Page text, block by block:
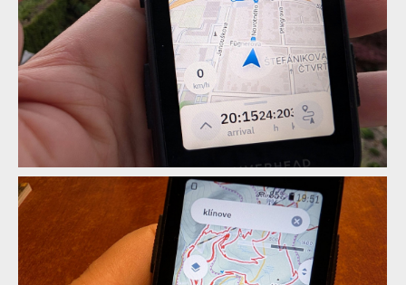
Mapy.com na Hammerhead Karoo
Mapy.com na Hammerhead Karoo